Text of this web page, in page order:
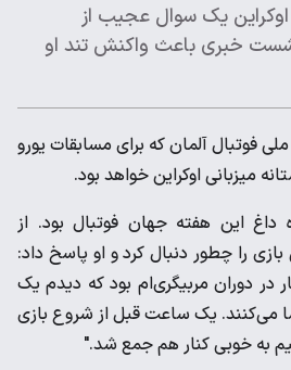
یک سوال عجیب از
خبری باعث واکنش تند او
فوتبال آلمان که برای مسابقات یورو
میزبانی اوکراین خواهد بود.
داغ این هفته جهان فوتبال بود. از
را چطور دنبال کرد و او پاسخ داد:
در دوران مربیگری‌ام بود که دیدم یک
می‌کنند. یک ساعت قبل از شروع بازی
به خوبی کنار هم جمع شد."